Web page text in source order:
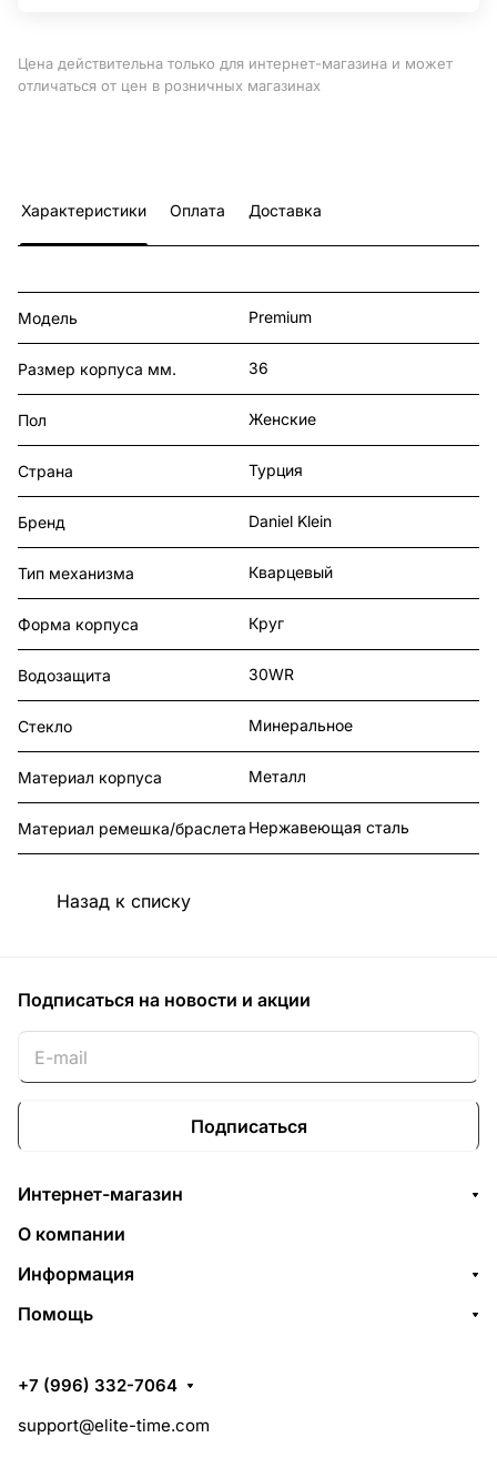
Цена действительна только для интернет-магазина и может
отличаться от цен в розничных магазинах
Характеристики Оплата Доставка
Модель Premium
Размер корпуса мм. 36
Пол Женские
Страна Турция
Бренд Daniel Klein
Тип механизма Кварцевый
Форма корпуса Круг
Водозащита 30WR
Стекло Минеральное
Материал корпуса Металл
Материал ремешка/браслета Нержавеющая сталь
Назад к списку
Подписаться на новости и акции
Подписаться
Интернет-магазин
О компании
Информация
Помощь
+7 (996) 332-7064
support@elite-time.com